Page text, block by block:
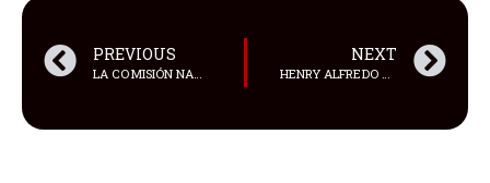
PREVIOUS NEXT